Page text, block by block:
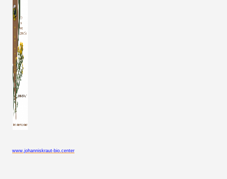
www.johanniskraut-bio.center